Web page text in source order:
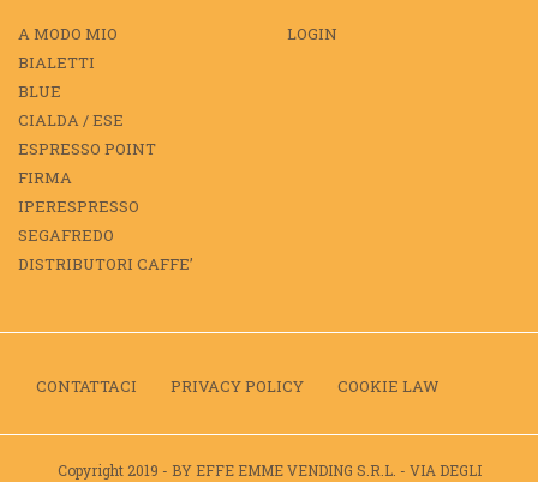
A MODO MIO
BIALETTI
BLUE
CIALDA / ESE
ESPRESSO POINT
FIRMA
IPERESPRESSO
SEGAFREDO
DISTRIBUTORI CAFFE’
LOGIN
CONTATTACI PRIVACY POLICY COOKIE LAW
Copyright 2019 - BY EFFE EMME VENDING S.R.L. - VIA DEGLI